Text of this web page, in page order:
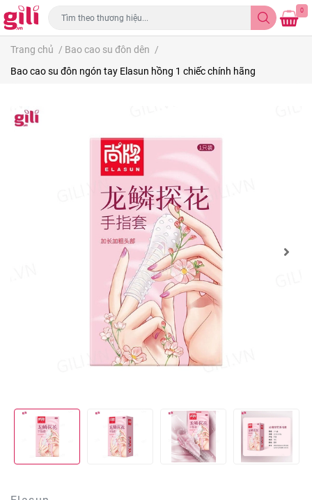
0
Trang chủ / Bao cao su đôn dên /
Bao cao su đôn ngón tay Elasun hồng 1 chiếc chính hãng